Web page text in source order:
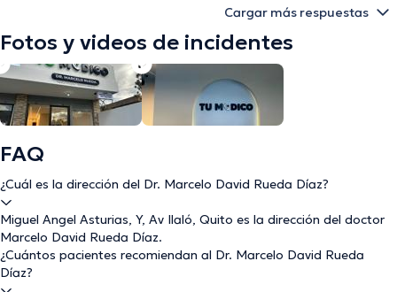
Cargar más respuestas
Fotos y videos de incidentes
FAQ
¿Cuál es la dirección del Dr. Marcelo David Rueda Díaz?
Miguel Angel Asturias, Y, Av Ilaló, Quito es la dirección del doctor
Marcelo David Rueda Díaz.
¿Cuántos pacientes recomiendan al Dr. Marcelo David Rueda
Díaz?